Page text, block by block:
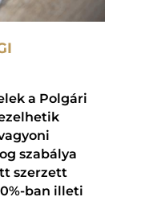
a Polgári
szabálya
szerzett
ban illeti